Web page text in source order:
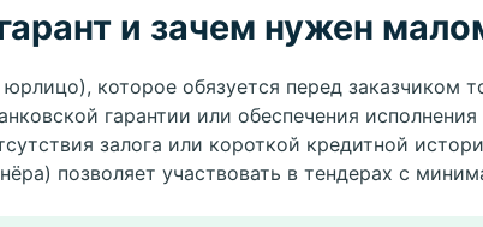
и зачем нужен
которое обязуется перед заказчиком
гарантии или обеспечения
залога или короткой кредитной
позволяет участвовать в тендерах с